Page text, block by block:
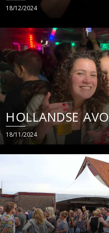
18/12/2024
HOLLANDSE
18/11/2024